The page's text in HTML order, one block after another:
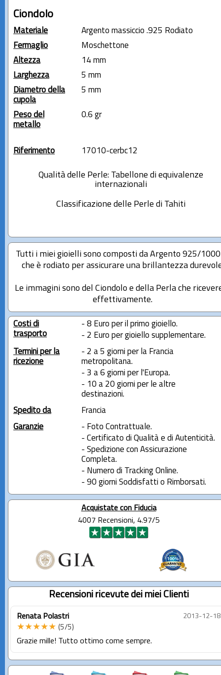
Ciondolo
Materiale
Argento massiccio .925 Rodiato
Fermaglio
Moschettone
Altezza
14 mm
Larghezza
5 mm
Diametro della
cupola
5 mm
Peso del
metallo
0.6 gr
Riferimento 17010-cerbc12
Qualità delle Perle: Tabellone di equivalenze
internazionali
Classificazione delle Perle di Tahiti
Tutti i miei gioielli sono composti da Argento 925/
che è rodiato per assicurare una brillantezza
Le immagini sono del Ciondolo e della Perla che
effettivamente.
Costi di
trasporto
- 8 Euro per il primo gioiello.
- 2 Euro per gioiello supplementare.
Termini per la
ricezione
- 2 a 5 giorni per la Francia
metropolitana.
- 3 a 6 giorni per l'Europa.
- 10 a 20 giorni per le altre
destinazioni.
Spedito da
Francia
Garanzie
- Foto Contrattuale.
- Certificato di Qualità e di Autenticità.
- Spedizione con Assicurazione
Completa.
- Numero di Tracking Online.
- 90 giorni Soddisfatti o Rimborsati.
Acquistate con Fiducia
4007 Recensioni, 4.97/5
Recensioni ricevute dei miei Clienti
Renata Polastri 2013-12-18
★★★★★ (5/5)
Grazie mille! Tutto ottimo come sempre.